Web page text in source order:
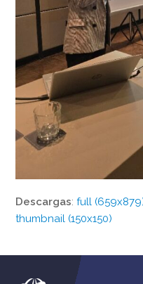
Descargas:full
thumbnail (150x150)